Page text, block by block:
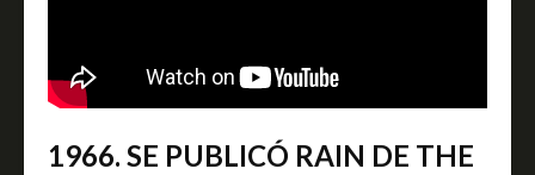
1966. SE PUBLICÓ RAIN DE THE